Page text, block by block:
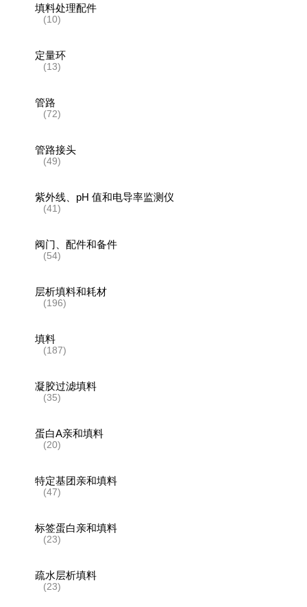
填料处理配件
(10)
定量环
(13)
管路
(72)
管路接头
(49)
紫外线、pH 值和电导率监测仪
(41)
阀门、配件和备件
(54)
层析填料和耗材
(196)
填料
(187)
凝胶过滤填料
(35)
蛋白A亲和填料
(20)
特定基团亲和填料
(47)
标签蛋白亲和填料
(23)
疏水层析填料
(23)